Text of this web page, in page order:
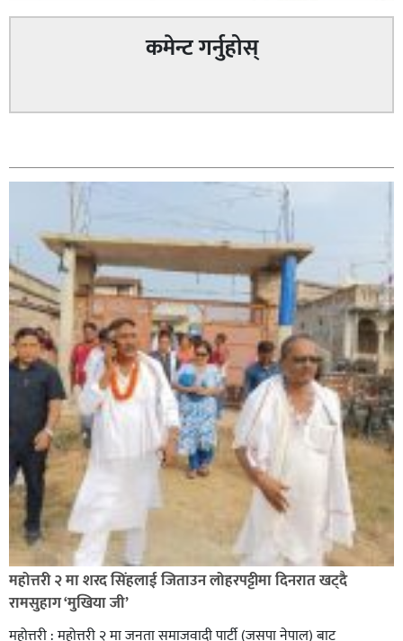
सिराहा-२ मा संजय यादव भिड्ने !
रक्तदान सेवामा जिल्लामै दोस्रो स्थान ल्याएकोमा जनमत नेताद्वय
रेडक्रस सिराहा द्वारा सम्मानित
कमेन्ट गर्नुहोस्
महोत्तरी २ मा शरद सिंहलाई जिताउन लोहरपट्टीमा दिनरात खट्दै
रामसुहाग ‘मुखिया जी’
महोत्तरी : महोत्तरी २ मा जनता समाजवादी पार्टी (जसपा नेपाल) बाट